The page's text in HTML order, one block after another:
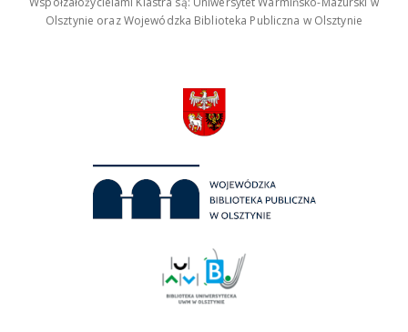
Olsztynie oraz Wojewódzka Biblioteka Publiczna w Olsztynie